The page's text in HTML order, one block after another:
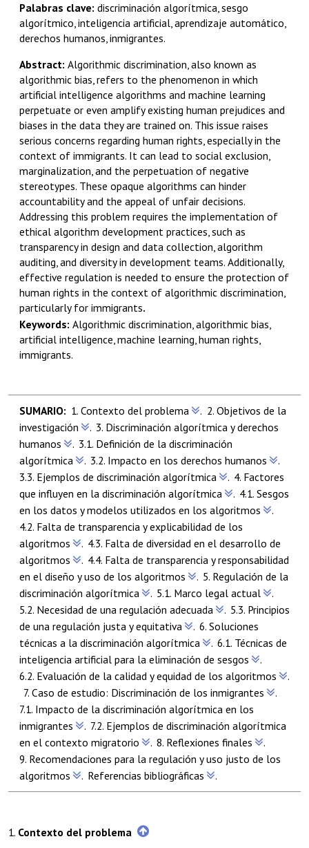
Palabras clave: discriminación algorítmica, sesgo
algorítmico, inteligencia artificial, aprendizaje automático,
derechos humanos, inmigrantes.
Abstract: Algorithmic discrimination, also known as
algorithmic bias, refers to the phenomenon in which
artificial intelligence algorithms and machine learning
perpetuate or even amplify existing human prejudices and
biases in the data theyare trained on. This issue raises
serious concerns regarding human rights, especially in the
context of immigrants. It can lead to social exclusion,
marginalization, and the perpetuation of negative
stereotypes. These opaque algorithms can hinder
accountability and the appeal of unfair decisions.
Addressing this problem requires the implementation of
ethical algorithm development practices, such as
transparency in design and data collection, algorithm
auditing, and diversityin development teams. Additionally,
effective regulation is needed to ensure the protection of
human rights in the context of algorithmicdiscrimination,
particularly for immigrants.
Keywords: Algorithmic discrimination, algorithmic bias,
artificialintelligence, machine learning, human rights,
immigrants.
1. Contexto del problema . 2. Objetivos de la
investigación
. 3. Discriminación algorítmica y derechos
humanos
. 3.1. Definición de la discriminación
algorítmica
. 3.2. Impacto en los derechos humanos
.
3.3. Ejemplos de discriminación algorítmica . 4. Factores
que influyen en la discriminación algorítmica
. 4.1.Sesgos
en los datos y modelos utilizados en los algoritmos
.
4.2. Falta de transparencia y explicabilidad de los
algoritmos
. 4.3. Falta de diversidad en el desarrollo de
algoritmos
. 4.4. Falta de transparencia y responsabilidad
en el diseño y uso de los algoritmos
. 5. Regulación de la
discriminación algorítmica
. 5.1. Marco legal actual
.
5.2. Necesidad de una regulación adecuada . 5.3. Principios
de una regulación justa y equitativa
. 6.Soluciones
técnicas a la discriminación algorítmica
. 6.1. Técnicas de
inteligencia artificial para la eliminación de sesgos
.
6.2. Evaluación de la calidad y equidad de los algoritmos
.
7.Caso de estudio: Discriminación de los inmigrantes
.
7.1. Impacto de la discriminación algorítmica en los
inmigrantes
. 7.2. Ejemplos de discriminación algorítmica
en el contexto migratorio
. 8. Reflexiones finales
.
9. Recomendaciones para la regulación y uso justo de los
algoritmos
. Referencias bibliográficas .
1. Contexto del problema